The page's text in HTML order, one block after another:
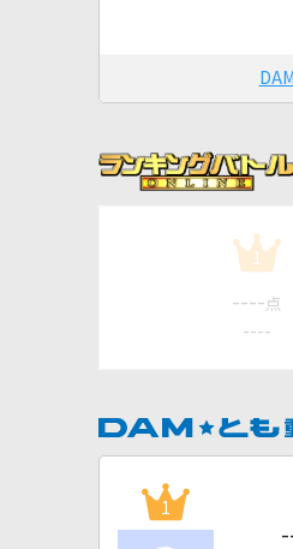
1
---- 点
----
1